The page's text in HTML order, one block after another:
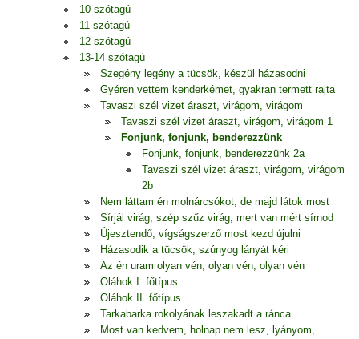
10 szótagú
11 szótagú
12 szótagú
13-14 szótagú
Szegény legény a tücsök, készül házasodni
Gyéren vettem kenderkémet, gyakran termett rajta
Tavaszi szél vizet áraszt, virágom, virágom
Tavaszi szél vizet áraszt, virágom, virágom 1
Fonjunk, fonjunk, benderezzünk
Fonjunk, fonjunk, benderezzünk 2a
Tavaszi szél vizet áraszt, virágom, virágom
2b
Nem láttam én molnárcsókot, de majd látok most
Sírjál virág, szép szűz virág, mert van mért sírnod
Újesztendő, vígságszerző most kezd újulni
Házasodik a tücsök, szúnyog lányát kéri
Az én uram olyan vén, olyan vén, olyan vén
Oláhok I. főtípus
Oláhok II. főtípus
Tarkabarka rokolyának leszakadt a ránca
Most van kedvem, holnap nem lesz, lyányom,